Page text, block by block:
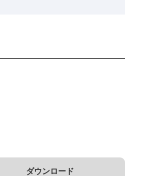
ダウンロード